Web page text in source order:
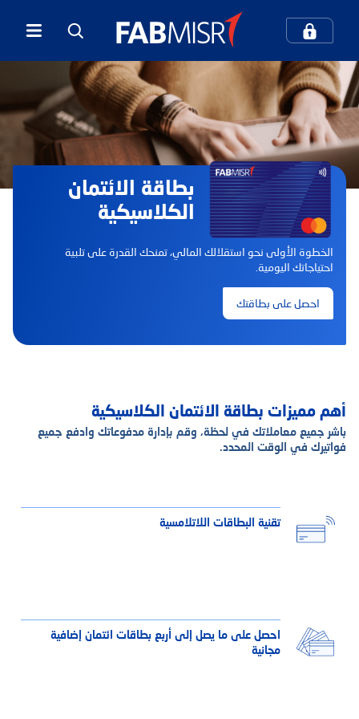
كيف يمكننا مساعدتك؟
بحث
بحث شائع
الخدمات المصرفية الرقمية
مركز الاتصال والدعم
بطاقة الائتمان
الكلاسيكية
الخطوة الأولى نحو استقلالك المالي، تمنحك القدرة على تلبية
احتياجاتك اليومية.
احصل على بطاقتك
أهم مميزات بطاقة الائتمان الكلاسيكية
باشر جميع معاملاتك في لحظة، وقم بإدارة مدفوعاتك وادفع جميع
فواتيرك في الوقت المحدد.
تقنية البطاقات اللاتلامسية
احصل على ما يصل إلى أربع بطاقات ائتمان إضافية
مجانية